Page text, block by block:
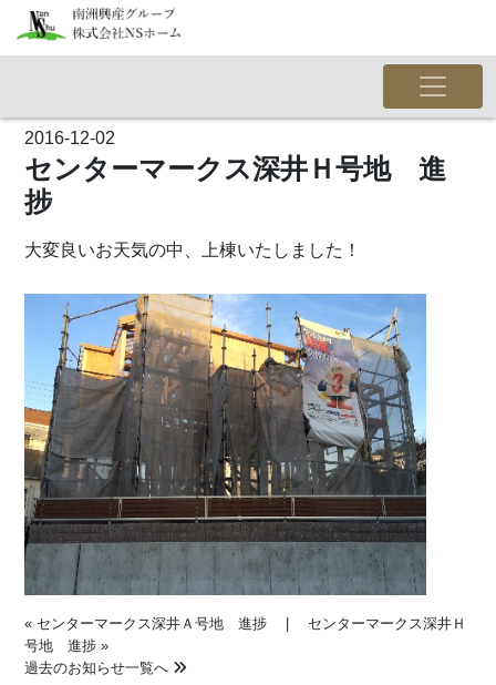
2016-12-02
センターマークス深井Ｈ号地 進
捗
大変良いお天気の中、上棟いたしました！
« センターマークス深井Ａ号地 進捗 |
センターマークス深井Ｈ
号地 進捗 »
過去のお知らせ一覧へ